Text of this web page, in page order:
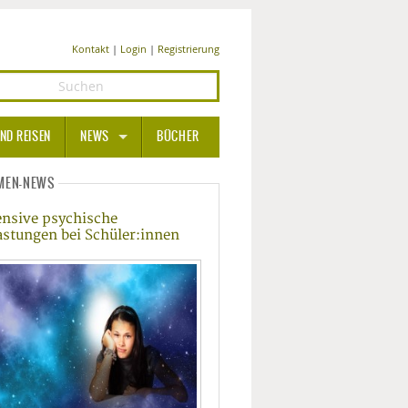
Kontakt| Login | Registrierung
REISEN NEWS
MEDIZIN UND PHARMA
ERNÄHRUNG
BEAUTY UND PFLEGE
SPORT UND FITNESS
WELLNESS UND REISEN
BÜCHER
NEWS
psychische
bei Schüler:innen